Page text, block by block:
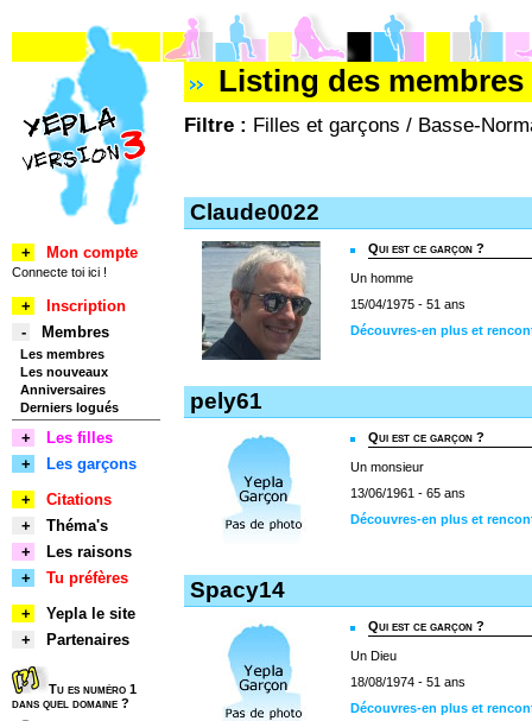
Listing des
Filtre : Filles et garçons / Basse-
Claude0022
Qui est ce garçon ?
Un homme
15/04/1975 - 51 ans
Découvres-en plus et
pely61
Qui est ce garçon ?
Un monsieur
13/06/1961 - 65 ans
Découvres-en plus et
Spacy14
Qui est ce garçon ?
Un Dieu
18/08/1974 - 51 ans
Découvres-en plus et
+ Mon compte
Connecte toi ici !
+
Inscription
-
Membres
Les membres
Les nouveaux
Anniversaires
Derniers logués
+
Les filles
+
Les garçons
+
Citations
+
Théma's
+
Les raisons
+
Tu préfères
+
Yepla le site
+
Partenaires
Tu es numéro 1
dans quel domaine ?